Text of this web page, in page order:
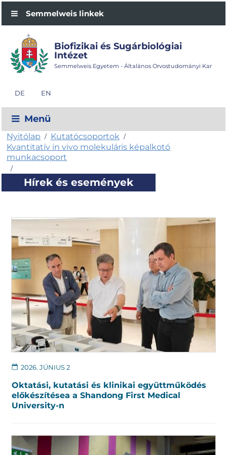
Semmelweis linkek
Biofizikai és Sugárbiológiai
Intézet
Semmelweis Egyetem - Általános Orvostudományi Kar
DE EN
Menü
Nyitólap / Kutatócsoportok /
Kvantitatív in vivo molekuláris képalkotó
munkacsoport
/
Hírek és események
2026. JÚNIUS 2
Oktatási, kutatási és klinikai együttműködés
előkészítésea a Shandong First Medical
University-n